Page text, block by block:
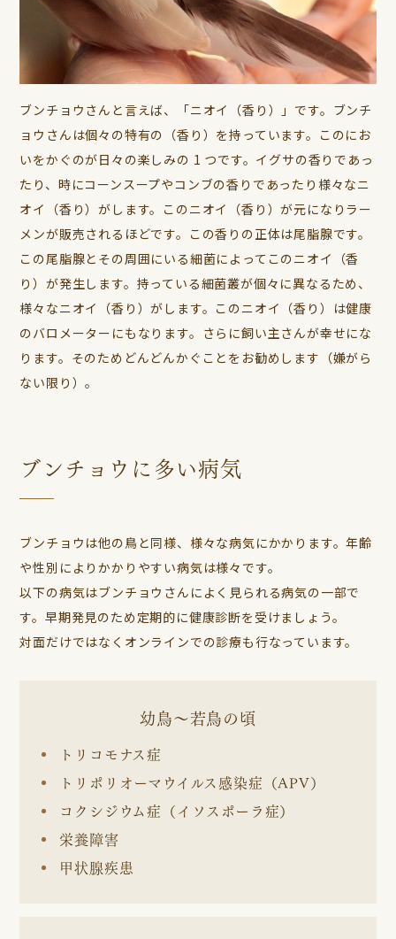
ブンチョウさんと言えば、「ニオイ（香り）」です。ブンチ
ョウさんは個々の特有の（香り）を持っています。このにお
いをかぐのが日々の楽しみの 1 つです。イグサの香りであっ
たり、時にコーンスープやコンブの香りであったり様々なニ
オイ（香り）がします。このニオイ（香り）が元になりラー
メンが販売されるほどです。この香りの正体は尾脂腺です。
この尾脂腺とその周囲にいる細菌によってこのニオイ（香
り）が発生します。持っている細菌叢が個々に異なるため、
様々なニオイ（香り）がします。このニオイ（香り）は健康
のバロメーターにもなります。さらに飼い主さんが幸せにな
ります。そのためどんどんかぐことをお勧めします（嫌がら
ない限り）。
ブンチョウに多い病気
ブンチョウは他の鳥と同様、様々な病気にかかります。年齢
や性別によりかかりやすい病気は様々です。
以下の病気はブンチョウさんによく見られる病気の一部で
す。早期発見のため定期的に健康診断を受けましょう。
対面だけではなくオンラインでの診療も行なっています。
幼鳥～若鳥の頃
トリコモナス症
トリポリオーマウイルス感染症（APV）
コクシジウム症（イソスポーラ症）
栄養障害
甲状腺疾患